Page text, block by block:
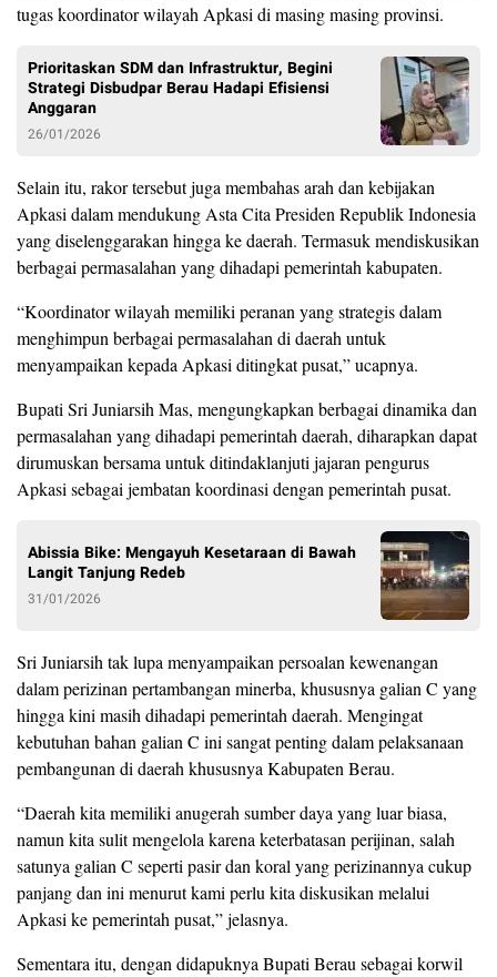
tugas koordinator wilayah Apkasi di masing masing provinsi.
Prioritaskan SDM dan Infrastruktur, Begini
Strategi Disbudpar Berau Hadapi Efisiensi
Anggaran
26/01/2026
Selain itu, rakor tersebut juga membahas arah dan kebijakan
Apkasi dalam mendukung Asta Cita Presiden Republik Indonesia
yang diselenggarakan hingga ke daerah. Termasuk mendiskusikan
berbagai permasalahan yang dihadapi pemerintah kabupaten.
“Koordinator wilayah memiliki peranan yang strategis dalam
menghimpun berbagai permasalahan di daerah untuk
menyampaikan kepada Apkasi ditingkat pusat,” ucapnya.
Bupati Sri Juniarsih Mas, mengungkapkan berbagai dinamika dan
permasalahan yang dihadapi pemerintah daerah, diharapkan dapat
dirumuskan bersama untuk ditindaklanjuti jajaran pengurus
Apkasi sebagai jembatan koordinasi dengan pemerintah pusat.
Abissia Bike: Mengayuh Kesetaraan di Bawah
Langit Tanjung Redeb
31/01/2026
Sri Juniarsih tak lupa menyampaikan persoalan kewenangan
dalam perizinan pertambangan minerba, khususnya galian C yang
hingga kini masih dihadapi pemerintah daerah. Mengingat
kebutuhan bahan galian C ini sangat penting dalam pelaksanaan
pembangunan di daerah khususnya Kabupaten Berau.
“Daerah kita memiliki anugerah sumber daya yang luar biasa,
namun kita sulit mengelola karena keterbatasan perijinan, salah
satunya galian C seperti pasir dan koral yang perizinannya cukup
panjang dan ini menurut kami perlu kita diskusikan melalui
Apkasi ke pemerintah pusat,” jelasnya.
Sementara itu, dengan didapuknya Bupati Berau sebagai korwil